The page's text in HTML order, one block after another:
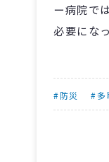
ー病院で
必要にな
そこで
などを確
「天井を
#防災 #多